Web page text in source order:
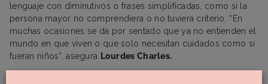
lenguaje con diminutivos o frases simplificadas, como si la
persona mayor no comprendiera o no tuviera criterio. “En
muchas ocasiones se da por sentado que ya no entienden el
mundo en que viven o que solo necesitan cuidados como si
fueran niños”, asegura Lourdes Charles.